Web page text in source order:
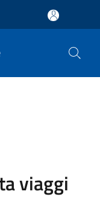
viaggi